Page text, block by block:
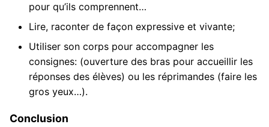
pour qu’ils comprennent…
Lire, raconter de façon expressive et vivante;
Utiliser son corps pour accompagner les
consignes: (ouverture des bras pour accueillir les
réponses des élèves) ou les réprimandes (faire les
gros yeux…).
Conclusion